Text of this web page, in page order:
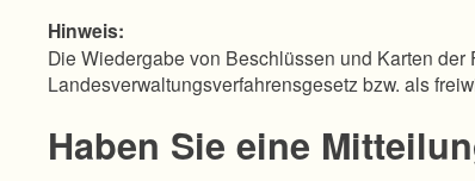
Hinweis:
Die Wiedergabe von Beschlüssen und Karten
Landesverwaltungsverfahrensgesetz bzw. als
Haben Sie eine